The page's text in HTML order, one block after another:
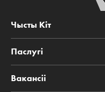
Чысты Кіт
Паслугі
Вакансіі